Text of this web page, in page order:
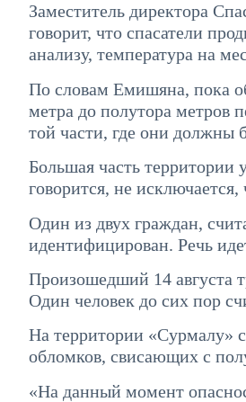
Заместитель директора
говорит, что спасатели
анализу, температура на
По словам Емишяна, пока
метра до полутора метров
той части, где они должны
Большая часть территории
говорится, не
Один из двух граждан,
идентифицирован. Речь
Произошедший 14 августа
Один человек до сих пор
На территории «Сурмалу»
обломков, свисающих с
«На данный момент